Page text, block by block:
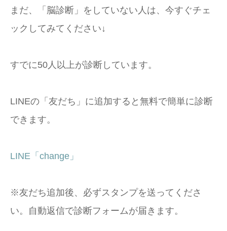
まだ、「脳診断」をしていない人は、今すぐチェ
ックしてみてください↓
すでに50人以上が診断しています。
LINEの「友だち」に追加すると無料で簡単に診断
できます。
LINE「change」
※友だち追加後、必ずスタンプを送ってくださ
い。自動返信で診断フォームが届きます。